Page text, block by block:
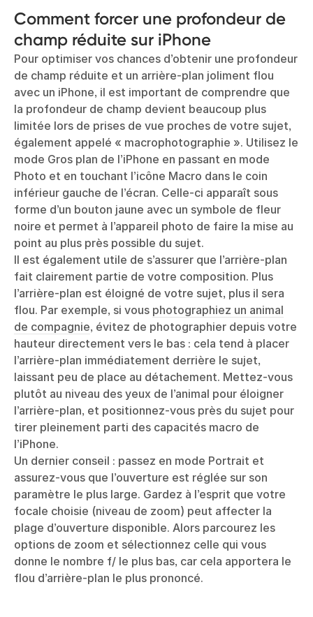
Comment forcer une profondeur de
champ réduite sur iPhone
Pour optimiser vos chances d’obtenir une profondeur
de champ réduite et un arrière-plan joliment flou
avec un iPhone, il est important de comprendre que
la profondeur de champ devient beaucoup plus
limitée lors de prises de vue proches de votre sujet,
également appelé « macrophotographie ». Utilisez le
mode Gros plan de l’iPhone en passant en mode
Photo et en touchant l’icône Macro dans le coin
inférieur gauche de l’écran. Celle-ci apparaît sous
forme d’un bouton jaune avec un symbole de fleur
noire et permet à l’appareil photo de faire la mise au
point au plus près possible du sujet.
Il est également utile de s’assurer que l’arrière-plan
fait clairement partie de votre composition. Plus
l’arrière-plan est éloigné de votre sujet, plus il sera
flou. Par exemple, si vous photographiez un animal
de compagnie, évitez de photographier depuis votre
hauteur directement vers le bas : cela tend à placer
l’arrière-plan immédiatement derrière le sujet,
laissant peu de place au détachement. Mettez-vous
plutôt au niveau des yeux de l’animal pour éloigner
l’arrière-plan, et positionnez-vous près du sujet pour
tirer pleinement parti des capacités macro de
l’iPhone.
Un dernier conseil : passez en mode Portrait et
assurez-vous que l’ouverture est réglée sur son
paramètre le plus large. Gardez à l’esprit que votre
focale choisie (niveau de zoom) peut affecter la
plage d’ouverture disponible. Alors parcourez les
options de zoom et sélectionnez celle qui vous
donne le nombre f/ le plus bas, car cela apportera le
flou d’arrière-plan le plus prononcé.